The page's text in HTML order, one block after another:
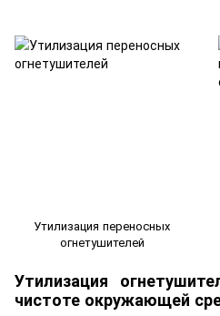
Утилизация
чистоте окружающей
Утилизация переносных
огнетушителей